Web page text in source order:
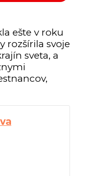
ešte v roku
rozšírila svoje
sveta, a